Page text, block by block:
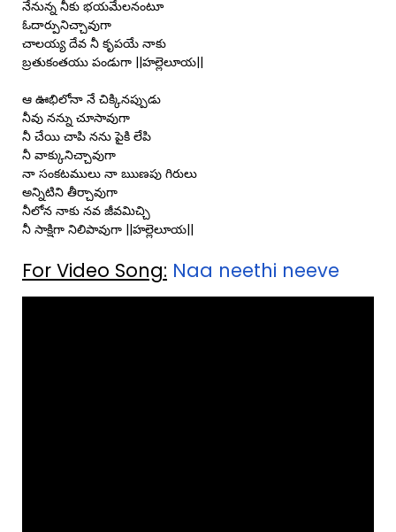
నేనున్న నీకు భయమేలనంటూ
ఓదార్పునిచ్చావుగా
చాలయ్య దేవ నీ కృపయే నాకు
బ్రతుకంతయు పండుగా ||హల్లెలూయ||
ఆ ఊభిలోనా నే చిక్కినప్పుడు
నీవు నన్ను చూసావుగా
నీ చేయి చాపి నను పైకి లేపి
నీ వాక్కునిచ్చావుగా
నా సంకటములు నా ఋణపు గిరులు
అన్నిటిని తీర్చావుగా
నీలోన నాకు నవ జీవమిచ్చి
నీ సాక్షిగా నిలిపావుగా ||హల్లెలూయ||
For Video Song: Naa neethi neeve